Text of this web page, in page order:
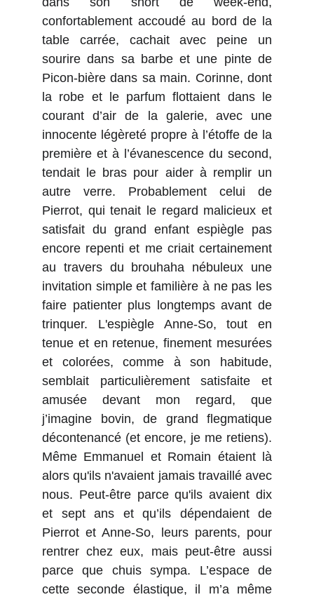
confortablement accoudé au bord de la
table carrée, cachait avec peine un
sourire dans sa barbe et une pinte de
Picon-bière dans sa main. Corinne, dont
la robe et le parfum flottaient dans le
courant d’air de la galerie, avec une
innocente légèreté propre à l’étoffe de la
première et à l’évanescence du second,
tendait le bras pour aider à remplir un
autre verre. Probablement celui de
Pierrot, qui tenait le regard malicieux et
satisfait du grand enfant espiègle pas
encore repenti et me criait certainement
au travers du brouhaha nébuleux une
invitation simple et familière à ne pas les
faire patienter plus longtemps avant de
trinquer. L'espiègle Anne-So, tout en
tenue et en retenue, finement mesurées
et colorées, comme à son habitude,
semblait particulièrement satisfaite et
amusée devant mon regard, que
j’imagine bovin, de grand flegmatique
décontenancé (et encore, je me retiens).
Même Emmanuel et Romain étaient là
alors qu'ils n'avaient jamais travaillé avec
nous. Peut-être parce qu'ils avaient dix
et sept ans et qu’ils dépendaient de
Pierrot et Anne-So, leurs parents, pour
rentrer chez eux, mais peut-être aussi
parce que chuis sympa. L’espace de
cette seconde élastique, il m’a même